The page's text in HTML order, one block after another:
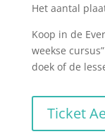
Het aantal
Koop in de
weekse
doek of de
Ticket